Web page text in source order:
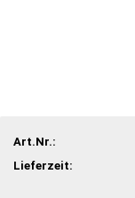
Art.Nr.:
Lieferzeit: